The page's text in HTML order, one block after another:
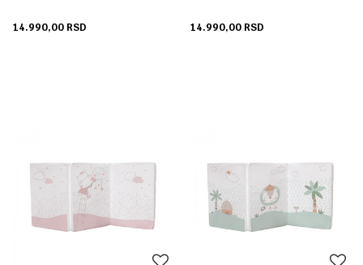
14.990,00 RSD 14.990,00 RSD